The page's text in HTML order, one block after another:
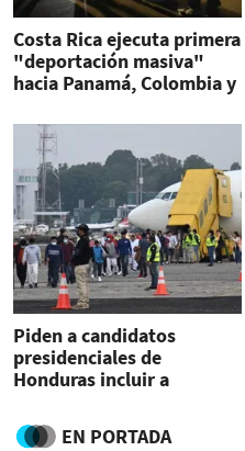
Costa Rica ejecuta primera
"deportación masiva"
hacia Panamá, Colombia y
Piden a candidatos
presidenciales de
Honduras incluir a
EN PORTADA